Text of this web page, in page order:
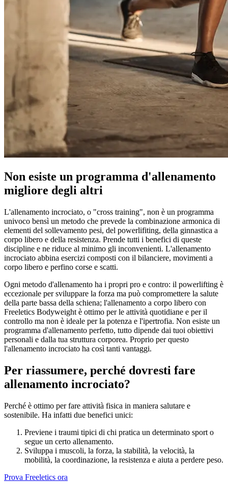
Non esiste un programma d'allenamento
migliore degli altri
L'allenamento incrociato, o "cross training", non è un programma
univoco bensì un metodo che prevede la combinazione armonica di
elementi del sollevamento pesi, del powerlifiting, della ginnastica a
corpo libero e della resistenza. Prende tutti i benefici di queste
discipline e ne riduce al minimo gli inconvenienti. L'allenamento
incrociato abbina esercizi composti con il bilanciere, movimenti a
corpo libero e perfino corse e scatti.
Ogni metodo d'allenamento ha i propri pro e contro: il powerlifting è
eccezionale per sviluppare la forza ma può compromettere la salute
della parte bassa della schiena; l'allenamento a corpo libero con
Freeletics Bodyweight è ottimo per le attività quotidiane e per il
controllo ma non è ideale per la potenza e l'ipertrofia. Non esiste un
programma d'allenamento perfetto, tutto dipende dai tuoi obiettivi
personali e dalla tua struttura corporea. Proprio per questo
l'allenamento incrociato ha così tanti vantaggi.
Per riassumere, perché dovresti fare
allenamento incrociato?
Perché è ottimo per fare attività fisica in maniera salutare e
sostenibile. Ha infatti due benefici unici:
Previene i traumi tipici di chi pratica un determinato sport o
segue un certo allenamento.
Sviluppa i muscoli, la forza, la stabilità, la velocità, la
mobilità, la coordinazione, la resistenza e aiuta a perdere peso.
Prova Freeletics ora